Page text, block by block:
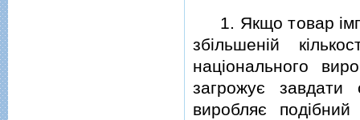
1. Якщо товар
збiльшенiй
нацiонального
загрожує
виробляє